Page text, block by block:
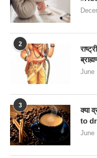
2
June
3
क्या
to
June